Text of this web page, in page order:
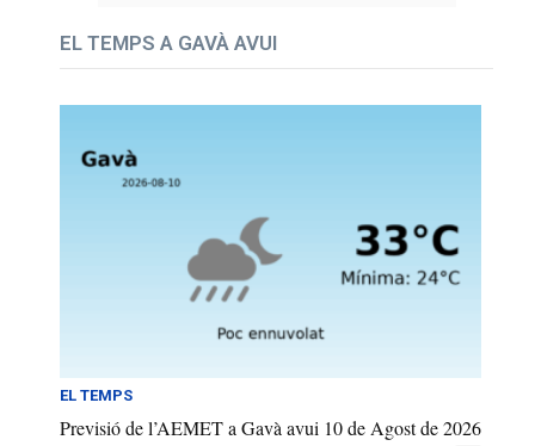
EL TEMPS A GAVÀ AVUI
EL TEMPS
Previsió de l’AEMET a Gavà avui 10 de Agost de 2026